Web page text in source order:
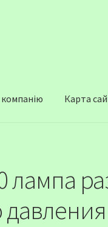
Карта
лампа
давления